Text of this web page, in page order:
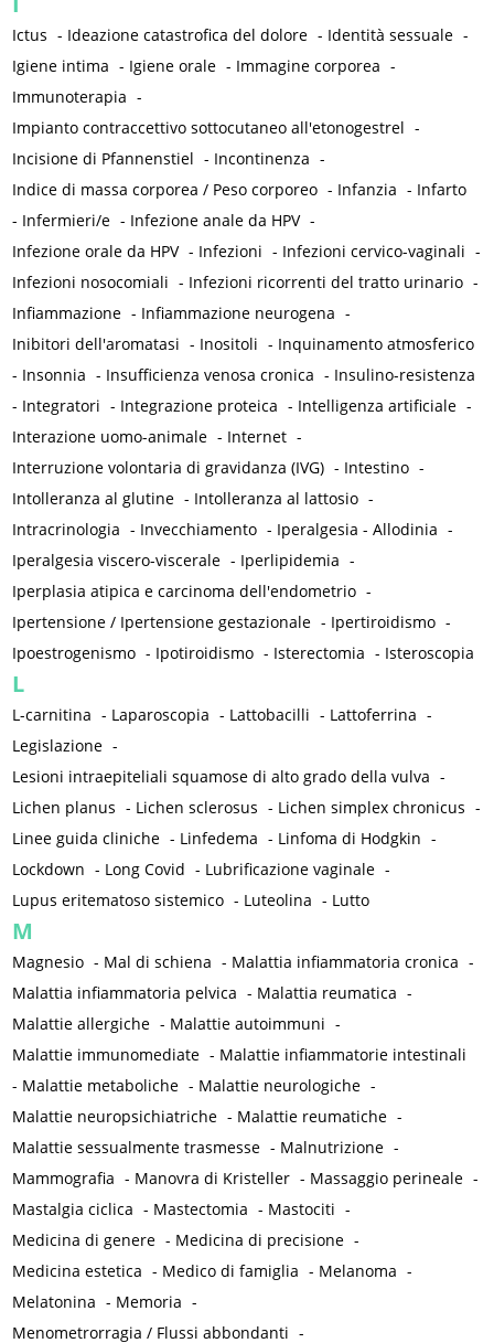
Ictus - Ideazione catastrofica del dolore - Identità sessuale -
Igiene intima - Igiene orale - Immagine corporea -
Immunoterapia -
Impianto contraccettivo sottocutaneo all'etonogestrel -
Incisione di Pfannenstiel - Incontinenza -
Indice di massa corporea / Peso corporeo - Infanzia - Infarto
- Infermieri/e - Infezione anale da HPV -
Infezione orale da HPV - Infezioni - Infezioni cervico-vaginali -
Infezioni nosocomiali - Infezioni ricorrenti del tratto urinario -
Infiammazione - Infiammazione neurogena -
Inibitori dell'aromatasi - Inositoli - Inquinamento atmosferico
- Insonnia - Insufficienza venosa cronica - Insulino-resistenza
- Integratori - Integrazione proteica - Intelligenza artificiale -
Interazione uomo-animale - Internet -
Interruzione volontaria di gravidanza (IVG) - Intestino -
Intolleranza al glutine - Intolleranza al lattosio -
Intracrinologia - Invecchiamento - Iperalgesia - Allodinia -
Iperalgesia viscero-viscerale - Iperlipidemia -
Iperplasia atipica e carcinoma dell'endometrio -
Ipertensione / Ipertensione gestazionale - Ipertiroidismo -
Ipoestrogenismo - Ipotiroidismo - Isterectomia - Isteroscopia
L
L-carnitina - Laparoscopia - Lattobacilli - Lattoferrina -
Legislazione -
Lesioni intraepiteliali squamose di alto grado della vulva -
Lichen planus - Lichen sclerosus - Lichen simplex chronicus -
Linee guida cliniche - Linfedema - Linfoma di Hodgkin -
Lockdown - Long Covid - Lubrificazione vaginale -
Lupus eritematoso sistemico - Luteolina - Lutto
M
Magnesio - Mal di schiena - Malattia infiammatoria cronica -
Malattia infiammatoria pelvica - Malattia reumatica -
Malattie allergiche - Malattie autoimmuni -
Malattie immunomediate - Malattie infiammatorie intestinali
- Malattie metaboliche - Malattie neurologiche -
Malattie neuropsichiatriche - Malattie reumatiche -
Malattie sessualmente trasmesse - Malnutrizione -
Mammografia - Manovra di Kristeller - Massaggio perineale -
Mastalgia ciclica - Mastectomia - Mastociti -
Medicina di genere - Medicina di precisione -
Medicina estetica - Medico di famiglia - Melanoma -
Melatonina - Memoria -
Menometrorragia / Flussi abbondanti -